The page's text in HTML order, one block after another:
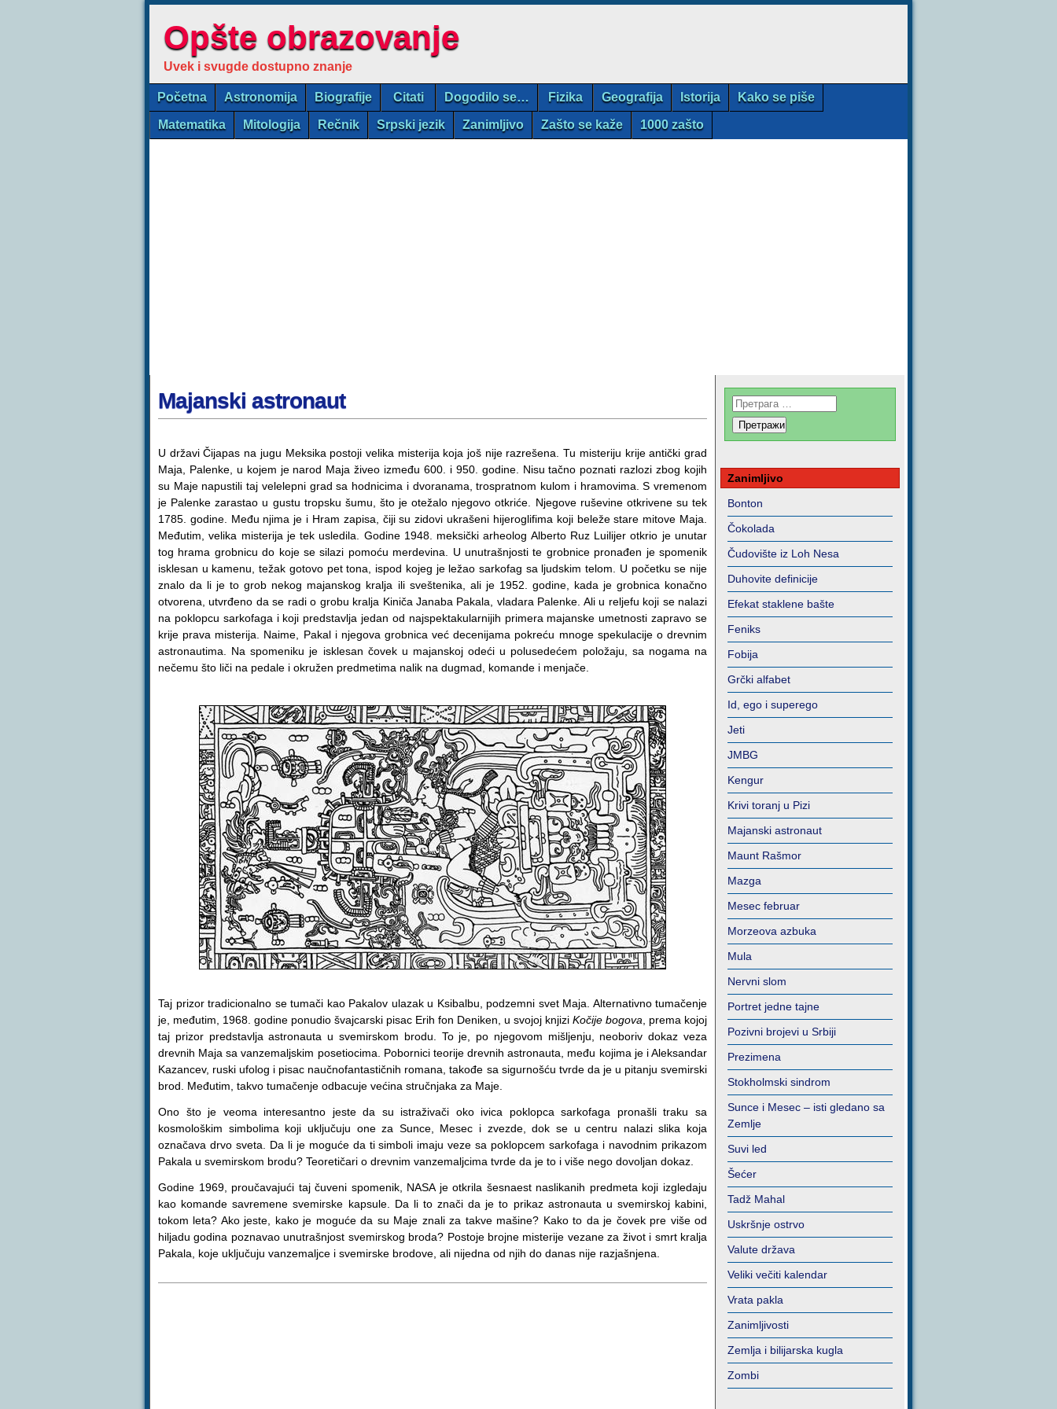
Opšte obrazovanje
Uvek i svugde dostupno znanje
Početna Astronomija Biografije Citati Dogodilo se… Fizika Geografija Istorija Kako se piše
Matematika Mitologija Rečnik Srpski jezik Zanimljivo Zašto se kaže 1000 zašto
Majanski astronaut
U državi Čijapas na jugu Meksika postoji velika misterija koja još nije razrešena. Tu misteriju krije antički grad
Maja, Palenke, u kojem je narod Maja živeo između 600. i 950. godine. Nisu tačno poznati razlozi zbog kojih
su Maje napustili taj velelepni grad sa hodnicima i dvoranama, trospratnom kulom i hramovima. S vremenom
je Palenke zarastao u gustu tropsku šumu, što je otežalo njegovo otkriće. Njegove ruševine otkrivene su tek
1785. godine. Među njima je i Hram zapisa, čiji su zidovi ukrašeni hijeroglifima koji beleže stare mitove Maja.
Međutim, velika misterija je tek usledila. Godine 1948. meksički arheolog Alberto Ruz Luilijer otkrio je unutar
tog hrama grobnicu do koje se silazi pomoću merdevina. U unutrašnjosti te grobnice pronađen je spomenik
isklesan u kamenu, težak gotovo pet tona, ispod kojeg je ležao sarkofag sa ljudskim telom. U početku se nije
znalo da li je to grob nekog majanskog kralja ili sveštenika, ali je 1952. godine, kada je grobnica konačno
otvorena, utvrđeno da se radi o grobu kralja Kiniča Janaba Pakala, vladara Palenke. Ali u reljefu koji se nalazi
na poklopcu sarkofaga i koji predstavlja jedan od najspektakularnijih primera majanske umetnosti zapravo se
krije prava misterija. Naime, Pakal i njegova grobnica već decenijama pokreću mnoge spekulacije o drevnim
astronautima. Na spomeniku je isklesan čovek u majanskoj odeći u polusedećem položaju, sa nogama na
nečemu što liči na pedale i okružen predmetima nalik na dugmad, komande i menjače.
Taj prizor tradicionalno se tumači kao Pakalov ulazak u Ksibalbu, podzemni svet Maja. Alternativno tumačenje
je, međutim, 1968. godine ponudio švajcarski pisac Erih fon Deniken, u svojoj knjizi Kočije bogova , prema kojoj
taj prizor predstavlja astronauta u svemirskom brodu. To je, po njegovom mišljenju, neoboriv dokaz veza
drevnih Maja sa vanzemaljskim posetiocima. Pobornici teorije drevnih astronauta, među kojima je i Aleksandar
Kazancev, ruski ufolog i pisac naučnofantastičnih romana, takođe sa sigurnošću tvrde da je u pitanju svemirski
brod. Međutim, takvo tumačenje odbacuje većina stručnjaka za Maje.
Ono što je veoma interesantno jeste da su istraživači oko ivica poklopca sarkofaga pronašli traku sa
kosmološkim simbolima koji uključuju one za Sunce, Mesec i zvezde, dok se u centru nalazi slika koja
označava drvo sveta. Da li je moguće da ti simboli imaju veze sa poklopcem sarkofaga i navodnim prikazom
Pakala u svemirskom brodu? Teoretičari o drevnim vanzemaljcima tvrde da je to i više nego dovoljan dokaz.
Godine 1969, proučavajući taj čuveni spomenik, NASA je otkrila šesnaest naslikanih predmeta koji izgledaju
kao komande savremene svemirske kapsule. Da li to znači da je to prikaz astronauta u svemirskoj kabini,
tokom leta? Ako jeste, kako je moguće da su Maje znali za takve mašine? Kako to da je čovek pre više od
hiljadu godina poznavao unutrašnjost svemirskog broda? Postoje brojne misterije vezane za život i smrt kralja
Pakala, koje uključuju vanzemaljce i svemirske brodove, ali nijedna od njih do danas nije razjašnjena.
Zanimljivo
Bonton
Čokolada
Čudovište iz Loh Nesa
Duhovite definicije
Efekat staklene bašte
Feniks
Fobija
Grčki alfabet
Id, ego i superego
Jeti
JMBG
Kengur
Krivi toranj u Pizi
Majanski astronaut
Maunt Rašmor
Mazga
Mesec februar
Morzeova azbuka
Mula
Nervni slom
Portret jedne tajne
Pozivni brojevi u Srbiji
Prezimena
Stokholmski sindrom
Sunce i Mesec – isti gledano sa
Zemlje
Suvi led
Šećer
Tadž Mahal
Uskršnje ostrvo
Valute država
Veliki večiti kalendar
Vrata pakla
Zanimljivosti
Zemlja i bilijarska kugla
Zombi